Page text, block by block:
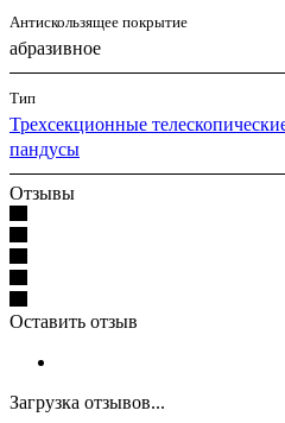
Антискользящее покрытие
абразивное
Тип
Трехсекционные
пандусы
Отзывы
Оставить отзыв
Загрузка отзывов...